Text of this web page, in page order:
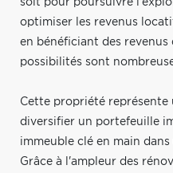
soit pour poursuivre
optimiser les revenus
en bénéficiant des revenus
possibilités sont
Cette propriété représente
diversifier un portefeuille
immeuble clé en main
Grâce à l'ampleur des